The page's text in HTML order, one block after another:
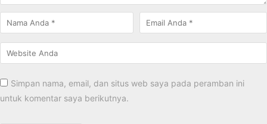
Simpan nama, email, dan situs web saya pada peramban ini
untuk komentar saya berikutnya.